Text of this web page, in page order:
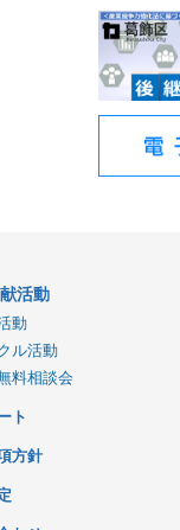
活動
動
ル活動
料相談会
ト
方針